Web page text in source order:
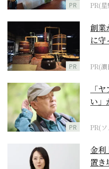
PR PR(
PR
創業
に守
PR(
PR
「
い」
PR(
金利
置き